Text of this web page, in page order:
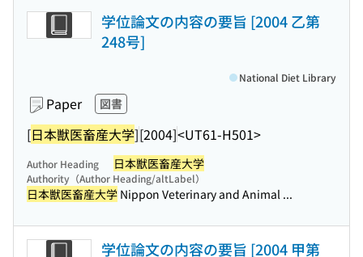
学位論文の内容の要旨 [2004 乙第
248号]
Paper 図書
[日本獣医畜産大学][2004]<UT61-H501>
National Diet Library
Author Heading 日本獣医畜産大学
Authority（Author Heading/altLabel）
日本獣医畜産大学 Nippon Veterinary and Animal ...
学位論文の内容の要旨 [2004 甲第